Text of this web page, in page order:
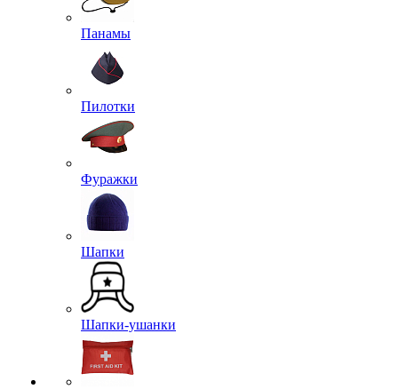
Панамы
Пилотки
Фуражки
Шапки
Шапки-ушанки